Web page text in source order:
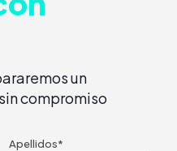
un
compromiso
Apellidos*